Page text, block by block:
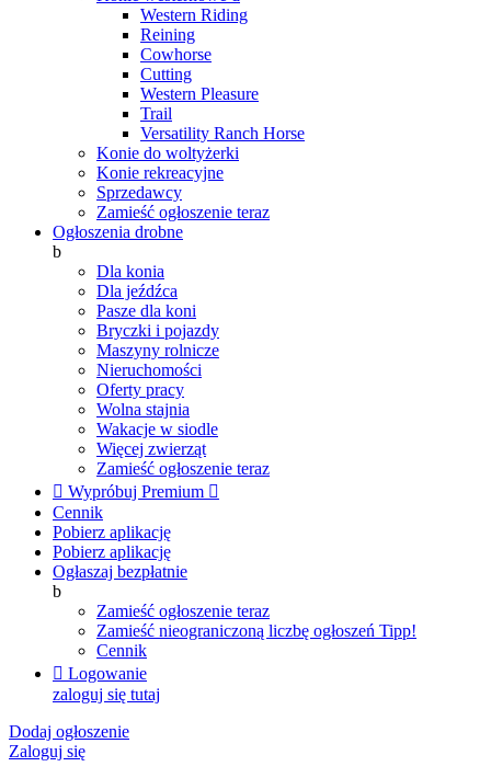
Western Riding
Reining
Cowhorse
Cutting
Western Pleasure
Trail
Versatility Ranch Horse
Konie do woltyżerki
Konie rekreacyjne
Sprzedawcy
Zamieść ogłoszenie teraz
Ogłoszenia drobne
b
Dla konia
Dla jeźdźca
Pasze dla koni
Bryczki i pojazdy
Maszyny rolnicze
Nieruchomości
Oferty pracy
Wolna stajnia
Wakacje w siodle
Więcej zwierząt
Zamieść ogłoszenie teraz
 Wypróbuj Premium 
Cennik
Pobierz aplikację
Pobierz aplikację
Ogłaszaj bezpłatnie
b
Zamieść ogłoszenie teraz
Zamieść nieograniczoną liczbę ogłoszeń Tipp!
Cennik
 Logowanie
zaloguj się tutaj
Dodaj ogłoszenie
Zaloguj się